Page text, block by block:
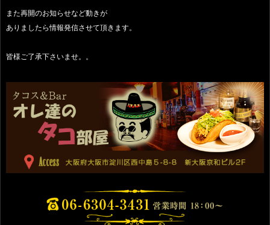
また再開のお知らせなど動きが
ありましたら情報発信させて頂きます。
皆様ご了承下さいませ。。